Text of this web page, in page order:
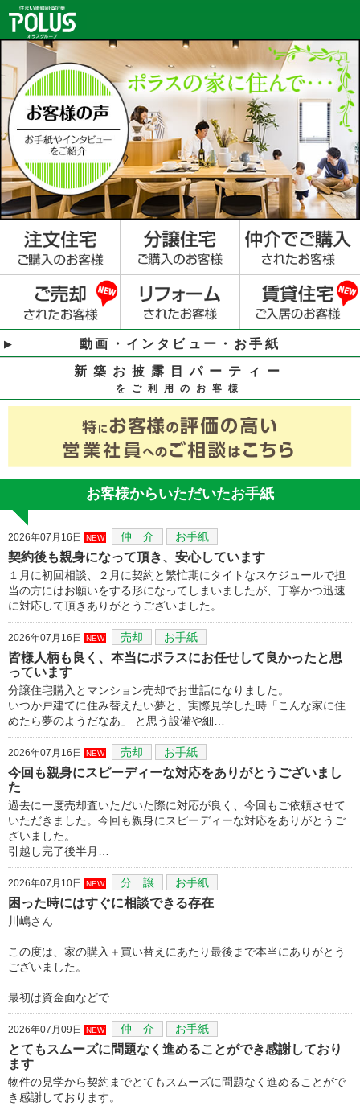
動画・インタビュー・お手紙
新築お披露目パーティー
をご利用のお客様
お客様からいただいたお手紙
2026年07月16日 NEW 仲 介 お手紙
契約後も親身になって頂き、安心しています
１月に初回相談、２月に契約と繁忙期にタイトなスケジュールで担
当の方にはお願いをする形になってしまいましたが、丁寧かつ迅速
に対応して頂きありがとうございました。
2026年07月16日 NEW 売却 お手紙
皆様人柄も良く、本当にポラスにお任せして良かったと思
っています
分譲住宅購入とマンション売却でお世話になりました。
いつか戸建てに住み替えたい夢と、実際見学した時「こんな家に住
めたら夢のようだなあ」 と思う設備や細…
2026年07月16日 NEW 売却 お手紙
今回も親身にスピーディーな対応をありがとうございまし
た
過去に一度売却査いただいた際に対応が良く、今回もご依頼させて
いただきました。今回も親身にスピーディーな対応をありがとうご
ざいました。
引越し完了後半月…
2026年07月10日 NEW 分 譲 お手紙
困った時にはすぐに相談できる存在
川嶋さん
この度は、家の購入＋買い替えにあたり最後まで本当にありがとう
ございました。
最初は資金面などで…
2026年07月09日 NEW 仲 介 お手紙
とてもスムーズに問題なく進めることができ感謝しており
ます
物件の見学から契約までとてもスムーズに問題なく進めることがで
き感謝しております。